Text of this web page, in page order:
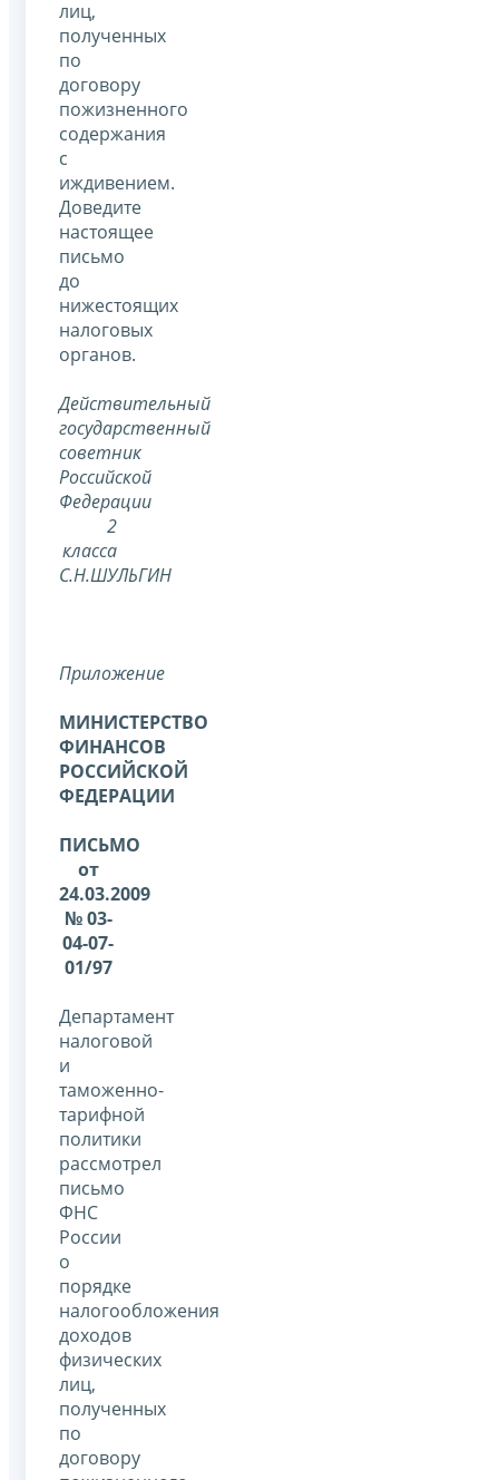
лиц,
полученных
по
договору
пожизненного
содержания
с
иждивением.
Доведите
настоящее
письмо
до
нижестоящих
налоговых
органов.
Действительный
государственный
советник
Российской
Федерации
2
класса
С.Н.ШУЛЬГИН
Приложение
МИНИСТЕРСТВО
ФИНАНСОВ
РОССИЙСКОЙ
ФЕДЕРАЦИИ
ПИСЬМО
от
24.03.2009
№ 03-
04-07-
01/97
Департамент
налоговой
и
таможенно-
тарифной
политики
рассмотрел
письмо
ФНС
России
о
порядке
налогообложения
доходов
физических
лиц,
полученных
по
договору